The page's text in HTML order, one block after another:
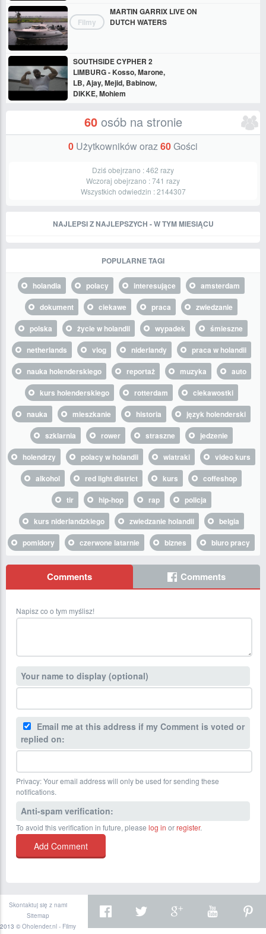
Filmy
MARTIN GARRIX LIVE ON
DUTCH WATERS
SOUTHSIDE CYPHER 2
LIMBURG - Kosso, Marone,
LB, Ajay, Mejid, Babinow,
DIKKE, Mohiem
60osób na stronie
0 Użytkowników oraz60Gości
Dziś obejrzano :462 razy
Wczoraj obejrzano :741 razy
Wszystkich odwiedzin :2144307
NAJLEPSI Z NAJLEPSZYCH - W TYM MIESIĄCU
POPULARNE TAGI
holandia polacy interesujące
amsterdam
dokument
ciekawe praca
zwiedzanie
polska
życie w holandii wypadek
śmieszne
netherlands
vlog niderlandy
praca w holandii
nauka holenderskiego
reportaż muzyka
auto
kurs holenderskiego
rotterdam
ciekawostki
nauka
mieszkanie historia
język holenderski
szklarnia
rower straszne
jedzenie
holendrzy
polacy w holandii wiatraki
video kurs
alkohol
red light district kurs
coffeshop
tir
hip-hop rap
policja
kurs niderlandzkiego
zwiedzanie holandii
belgia
pomidory
czerwone latarnie biznes biuro pracy
Comments Comments
Napisz co o tym myślisz!
Your name to display (optional)
Email me at this address if my Comment is voted or
replied on:
Privacy: Your email address will only be used for sending these
notifications.
Anti-spam verification:
To avoid this verification in future, please log in orregister.
Skontaktuj się z nami
Sitemap
2013 © Oholender.nl - Filmy